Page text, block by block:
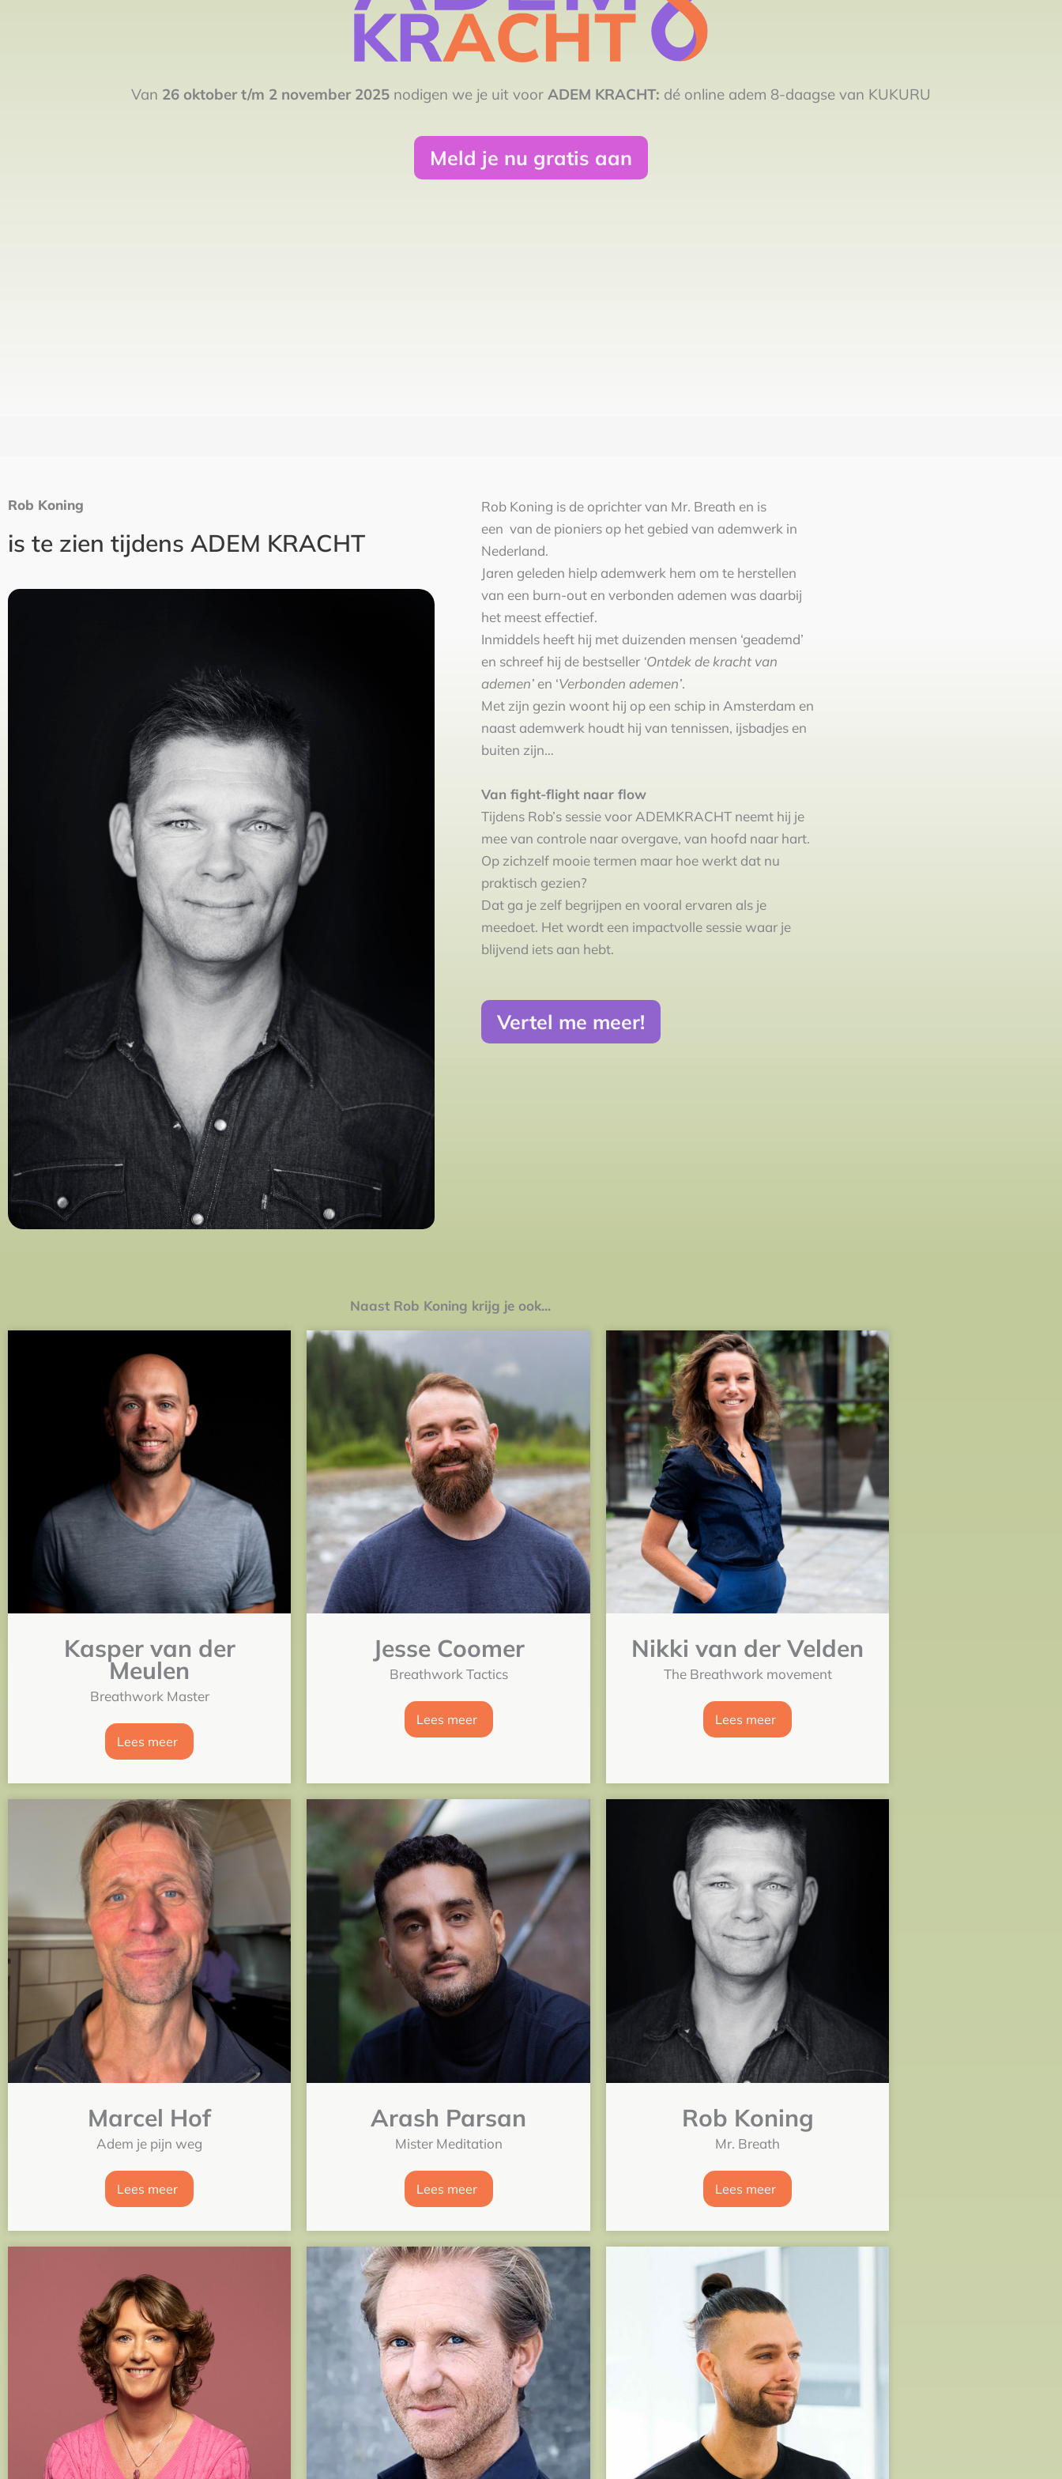
Van 26 oktober t/m 2 november 2025 nodigen we je uit voor ADEM KRACHT: dé online adem 8-daagse van KUKURU
Meld je nu gratis aan
Rob Koning
is te zien tijdens ADEM KRACHT
Rob Koning is de oprichter van Mr. Breath en is
een van de pioniers op het gebied van ademwerk in
Nederland.
Jaren geleden hielp ademwerk hem om te herstellen
van een burn-out en verbonden ademen was daarbij
het meest effectief.
Inmiddels heeft hij met duizenden mensen ‘geademd’
en schreef hij de bestseller ‘Ontdek de kracht van
ademen’en ‘Verbonden ademen’.
Met zijn gezin woont hij op een schip in Amsterdam en
naast ademwerk houdt hij van tennissen, ijsbadjes en
buiten zijn…
Van fight-flight naar flow
Tijdens Rob’s sessie voor ADEMKRACHT neemt hij je
mee van controle naar overgave, van hoofd naar hart.
Op zichzelf mooie termen maar hoe werkt dat nu
praktisch gezien?
Dat ga je zelf begrijpen en vooral ervaren als je
meedoet. Het wordt een impactvolle sessie waar je
blijvend iets aan hebt.
Vertel me meer!
Naast Rob Koning krijg je ook...
Kasper van der
Meulen
Breathwork Master
Lees meer
Jesse Coomer
Breathwork Tactics
Lees meer
Nikki van der Velden
The Breathwork movement
Lees meer
Marcel Hof
Adem je pijn weg
Lees meer
Arash Parsan
Mister Meditation
Lees meer
Rob Koning
Mr. Breath
Lees meer